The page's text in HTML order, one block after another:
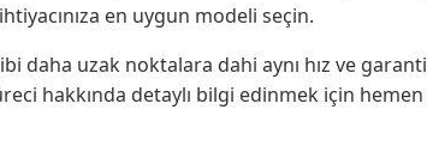
en uygun modeli seçin.
daha uzak noktalara dahi aynı hız ve garanti
hakkında detaylı bilgi edinmek için hemen